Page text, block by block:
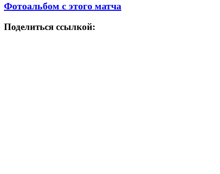
Фотоальбом с этого матча
Поделиться ссылкой: